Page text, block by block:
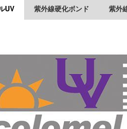
UV 紫外線硬化ボンド 紫外